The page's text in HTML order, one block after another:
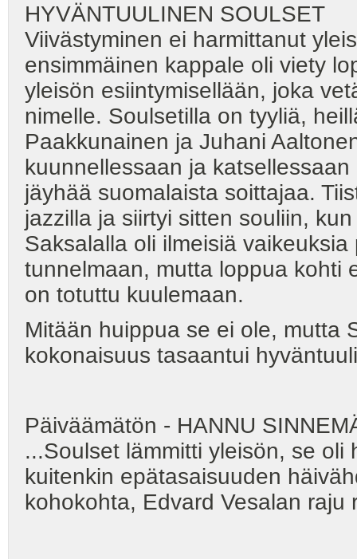
HYVÄNTUULINEN SOULSET
Viivästyminen ei harmittanut
ensimmäinen kappale oli viety
yleisön esiintymisellään, joka
nimelle. Soulsetilla on tyyliä,
Paakkunainen ja Juhani
kuunnellessaan ja
jäyhää suomalaista soittajaa.
jazzilla ja siirtyi sitten souliin,
Saksalalla oli ilmeisiä
tunnelmaan, mutta loppua kohti
on totuttu kuulemaan.
Mitään huippua se ei ole, mutta
kokonaisuus tasaantui
Päiväämätön - HANNU
...Soulset lämmitti yleisön, se
kuitenkin epätasaisuuden
kohokohta, Edvard Vesalan raju